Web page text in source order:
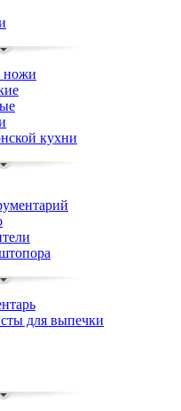
ножи
кухни
для выпечки